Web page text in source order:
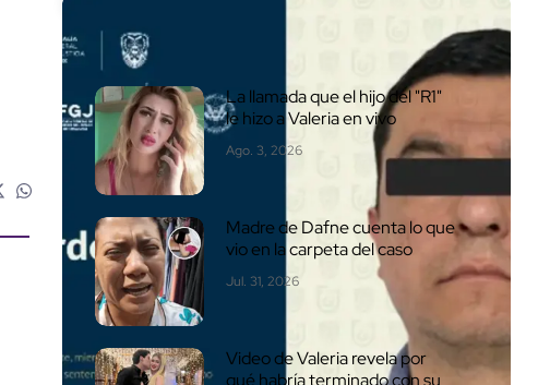
La llamada que el hijo del "R1"
le hizo a Valeria en vivo
Ago. 3, 2026
Madre de Dafne cuenta lo que
vio en la carpeta del caso
Jul. 31, 2026
Video de Valeria revela por
qué habría terminado con su